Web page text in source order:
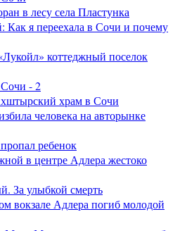
в лесу села Пластунка
Как я переехала в Сочи и почему
коттеджный поселок
- 2
храм в Сочи
человека на авторынке
ребенок
в центре Адлера жестоко
За улыбкой смерть
вокзале Адлера погиб молодой